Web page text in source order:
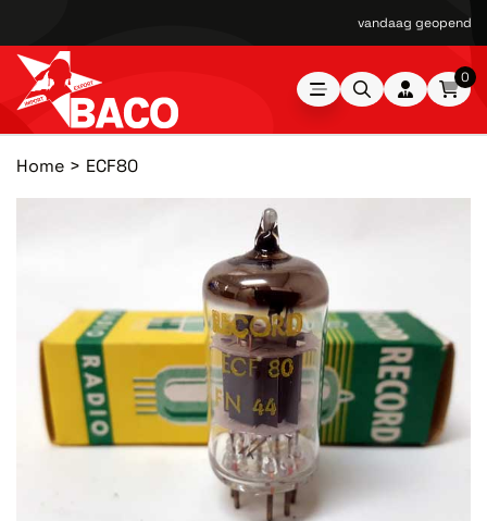
vandaag geopend
0
Home ECF80